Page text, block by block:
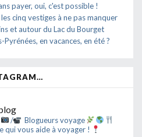
payer, oui, c'est possible !
cinq vestiges à ne pas manquer
et autour du Lac du Bourget
en vacances, en été ?
/
Blogueurs voyage
qui vous aide à voyager !